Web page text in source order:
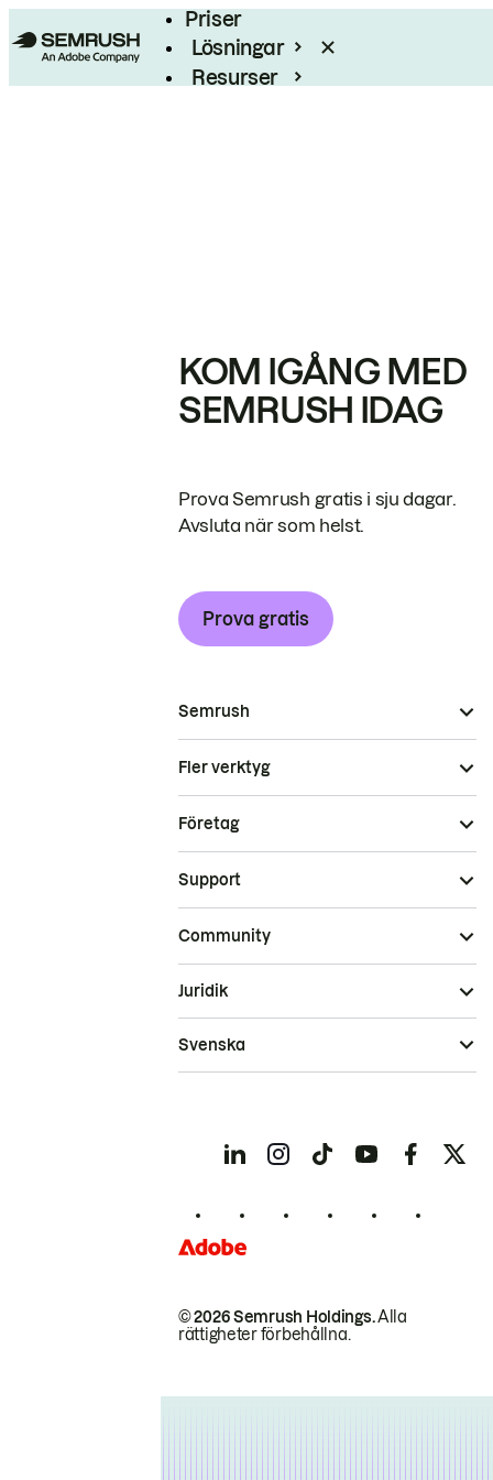
Priser
Lösningar
Resurser
KOM IGÅNG MED
SEMRUSH IDAG
Prova Semrush gratis i sju dagar.
Avsluta när som helst.
Prova gratis
Semrush
Fler verktyg
Företag
Support
Community
© 2026 Semrush Holdings.Alla
rättigheter förbehållna.
Juridik
Svenska